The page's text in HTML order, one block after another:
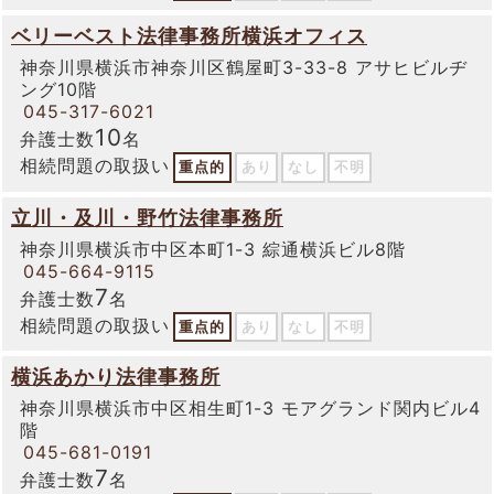
ベリーベスト法律事務所横浜オフィス
神奈川県横浜市神奈川区鶴屋町3-33-8 アサヒビルヂ
ング10階
045-317-6021
弁護士数10名
相続問題の取扱い
重点的 あり なし 不明
立川・及川・野竹法律事務所
神奈川県横浜市中区本町1-3 綜通横浜ビル8階
045-664-9115
弁護士数7名
相続問題の取扱い
重点的 あり なし 不明
横浜あかり法律事務所
神奈川県横浜市中区相生町1-3 モアグランド関内ビル4
階
045-681-0191
弁護士数7名